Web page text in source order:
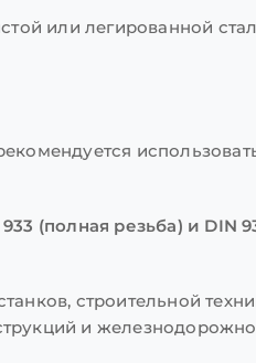
или легированной
(полная резьба) и DIN
строительной
и